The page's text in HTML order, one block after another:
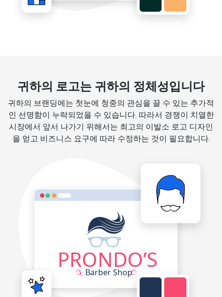
귀하의 로고는 귀하의 정체성입니다
귀하의 브랜딩에는 첫눈에 청중의 관심을 끌 수 있는 추가적
인 선명함이 누락되었을 수 있습니다. 따라서 경쟁이 치열한
시장에서 앞서 나가기 위해서는 최고의 이발소 로고 디자인
을 얻고 비즈니스 요구에 따라 수정하는 것이 필요합니다.